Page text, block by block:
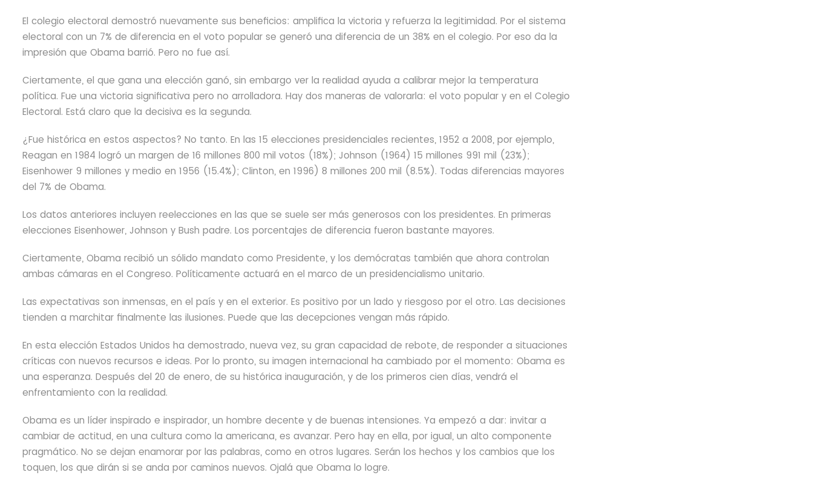
El colegio electoral demostró nuevamente sus beneficios: amplifica la victoria y refuerza la legitimidad. Por el sistema
electoral con un 7% de diferencia en el voto popular se generó una diferencia de un 38% en el colegio. Por eso da la
impresión que Obama barrió. Pero no fue así.
Ciertamente, el que gana una elección ganó, sin embargo ver la realidad ayuda a calibrar mejor la temperatura
política. Fue una victoria significativa pero no arrolladora. Hay dos maneras de valorarla: el voto popular y en el Colegio
Electoral. Está claro que la decisiva es la segunda.
¿Fue histórica en estos aspectos? No tanto. En las 15 elecciones presidenciales recientes, 1952 a 2008, por ejemplo,
Reagan en 1984 logró un margen de 16 millones 800 mil votos (18%); Johnson (1964) 15 millones 991 mil (23%);
Eisenhower 9 millones y medio en 1956 (15.4%); Clinton, en 1996) 8 millones 200 mil (8.5%). Todas diferencias mayores
del 7% de Obama.
Los datos anteriores incluyen reelecciones en las que se suele ser más generosos con los presidentes. En primeras
elecciones Eisenhower, Johnson y Bush padre. Los porcentajes de diferencia fueron bastante mayores.
Ciertamente, Obama recibió un sólido mandato como Presidente, y los demócratas también que ahora controlan
ambas cámaras en el Congreso. Políticamente actuará en el marco de un presidencialismo unitario.
Las expectativas son inmensas, en el país y en el exterior. Es positivo por un lado y riesgoso por el otro. Las decisiones
tienden a marchitar finalmente las ilusiones. Puede que las decepciones vengan más rápido.
En esta elección Estados Unidos ha demostrado, nueva vez, su gran capacidad de rebote, de responder a situaciones
críticas con nuevos recursos e ideas. Por lo pronto, su imagen internacional ha cambiado por el momento: Obama es
una esperanza. Después del 20 de enero, de su histórica inauguración, y de los primeros cien días, vendrá el
enfrentamiento con la realidad.
Obama es un líder inspirado e inspirador, un hombre decente y de buenas intensiones. Ya empezó a dar: invitar a
cambiar de actitud, en una cultura como la americana, es avanzar. Pero hay en ella, por igual, un alto componente
pragmático. No se dejan enamorar por las palabras, como en otros lugares. Serán los hechos y los cambios que los
toquen, los que dirán si se anda por caminos nuevos. Ojalá que Obama lo logre.